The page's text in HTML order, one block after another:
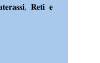
𝐑𝐞𝐭𝐢 𝐞